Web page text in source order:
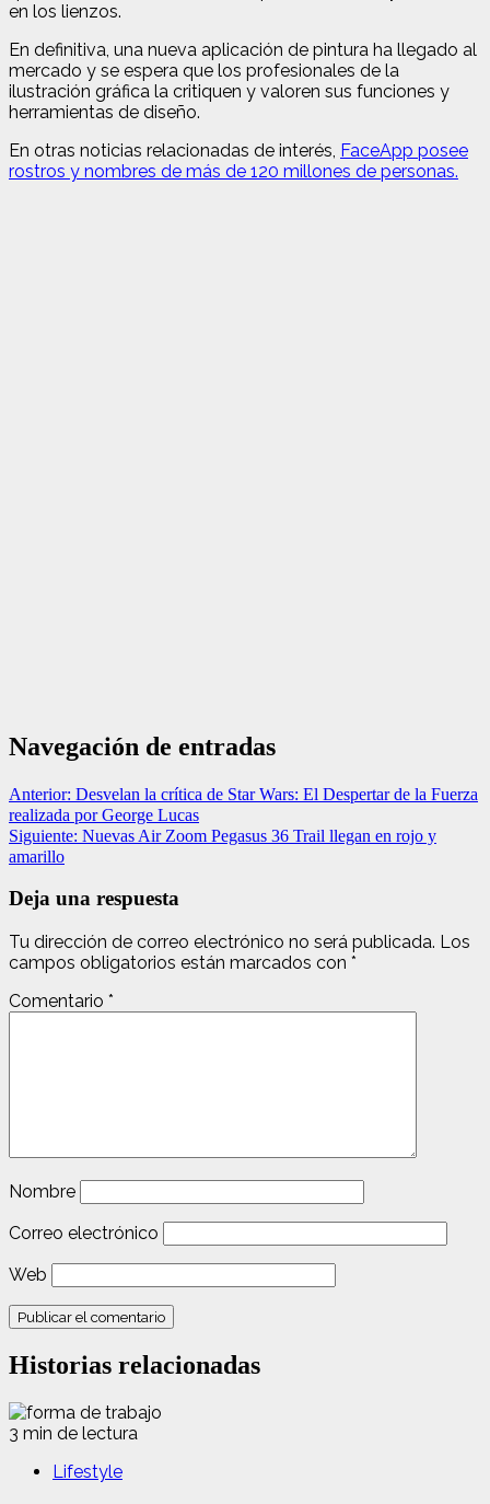
en los lienzos.
En definitiva, una nueva aplicación de pintura ha llegado al
mercado y se espera que los profesionales de la
ilustración gráfica la critiquen y valoren sus funciones y
herramientas de diseño.
En otras noticias relacionadas de interés, FaceApp posee
rostros y nombres de más de 120 millones de personas.
Navegación de entradas
Anterior: Desvelan la crítica de Star Wars: El Despertar de la Fuerza
realizada por George Lucas
Siguiente: Nuevas Air Zoom Pegasus 36 Trail llegan en rojo y
amarillo
Deja una respuesta
Tu dirección de correo electrónico no será publicada. Los
campos obligatorios están marcados con *
Comentario *
Nombre
Correo electrónico
Web
Historias relacionadas
3 min de lectura
Lifestyle